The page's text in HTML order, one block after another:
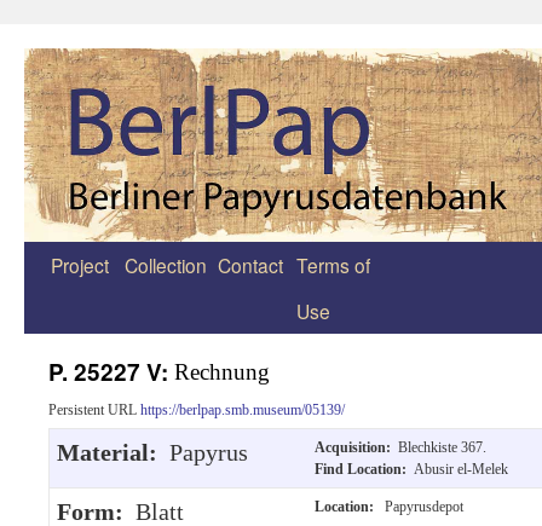
Zum
Project Collection Contact Terms of
Use
P. 25227 V: Rechnung
Persistent URL https://berlpap.smb.museum/05139/
Material: Papyrus Acquisition: Blechkiste 367.
Find Location: Abusir el-Melek
Form: Blatt Location: Papyrusdepot